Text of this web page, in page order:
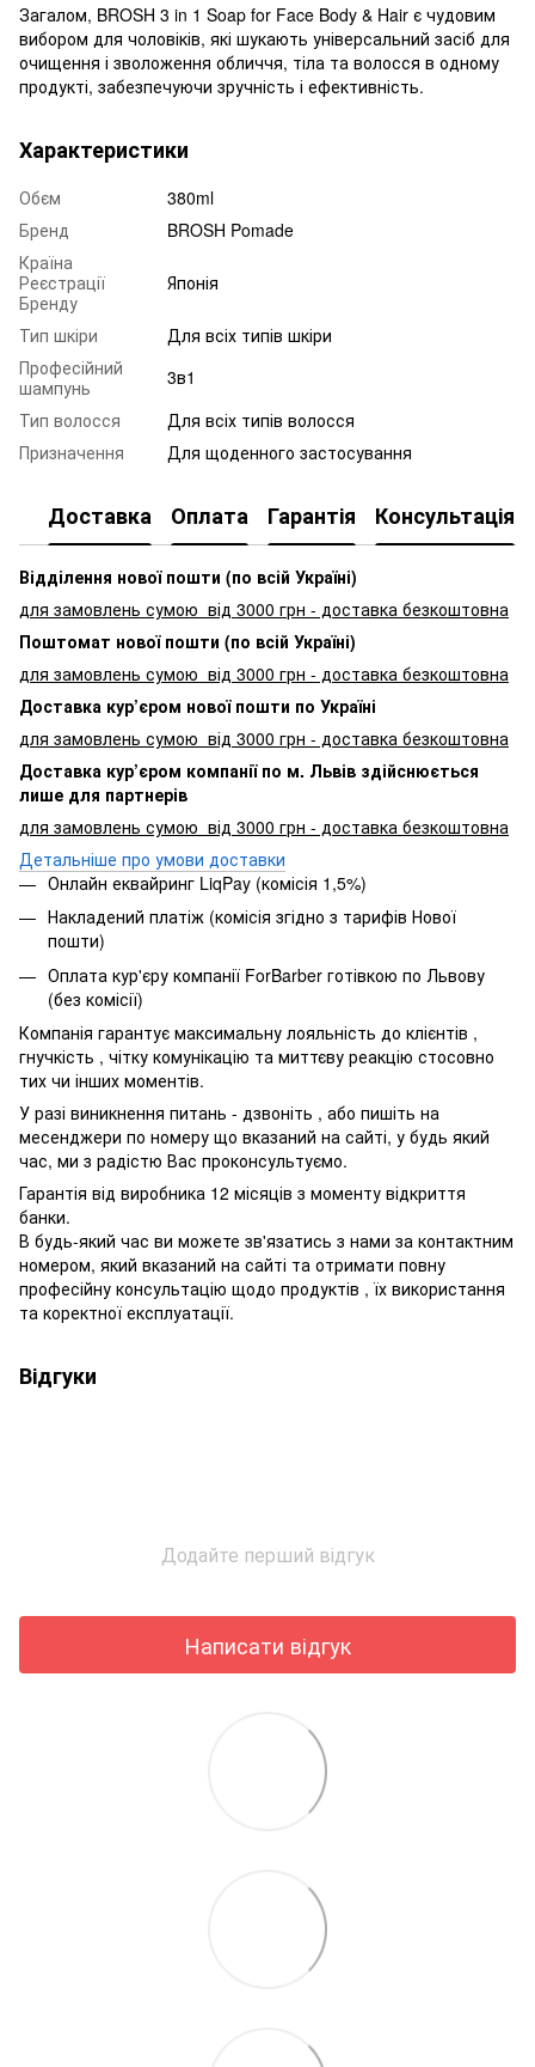
Загалом, BROSH 3 in 1 Soap for Face Body & Hair є чудовим
вибором для чоловіків, які шукають універсальний засіб для
очищення і зволоження обличчя, тіла та волосся в одному
продукті, забезпечуючи зручність і ефективність.
Характеристики
Обєм
380ml
Бренд
BROSH Pomade
Країна
Реєстрації
Бренду
Японія
Тип шкіри
Для всіх типів шкіри
Професійний
шампунь
3в1
Тип волосся
Для всіх типів волосся
Призначення
Для щоденного застосування
Доставка Оплата Гарантія Консультація
Відділення нової пошти (по всій Україні)
для замовлень сумою від 3000 грн - доставка безкоштовна
Поштомат нової пошти (по всій Україні)
для замовлень сумою від 3000 грн - доставка безкоштовна
Доставка кур’єром нової пошти по Україні
для замовлень сумою від 3000 грн - доставка безкоштовна
Доставка кур’єром компанії по м. Львів здійснюється
лише для партнерів
для замовлень сумою від 3000 грн - доставка безкоштовна
Детальніше про умови доставки
Онлайн еквайринг LiqPay (комісія 1,5%)
Накладений платіж (комісія згідно з тарифів Нової
пошти)
Оплата кур'єру компанії ForBarber готівкою по Львову
(без комісії)
Компанія гарантує максимальну лояльність до клієнтів ,
гнучкість , чітку комунікацію та миттєву реакцію стосовно
тих чи інших моментів.
У разі виникнення питань - дзвоніть , або пишіть на
месенджери по номеру що вказаний на сайті, у будь який
час, ми з радістю Вас проконсультуємо.
Гарантія від виробника 12 місяців з моменту відкриття
банки.
В будь-який час ви можете зв'язатись з нами за контактним
номером, який вказаний на сайті та отримати повну
професійну консультацію щодо продуктів , їх використання
та коректної експлуатації.
Відгуки
Додайте перший відгук
Написати відгук